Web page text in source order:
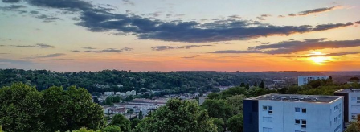
МЕБЕЛЬ,
МУСОР
И
МИАЗМЫ